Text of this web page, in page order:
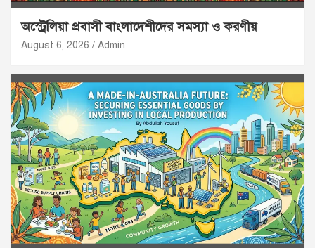
অস্ট্রেলিয়া প্রবাসী বাংলাদেশীদের সমস্যা ও করণীয়
August 6, 2026 Admin